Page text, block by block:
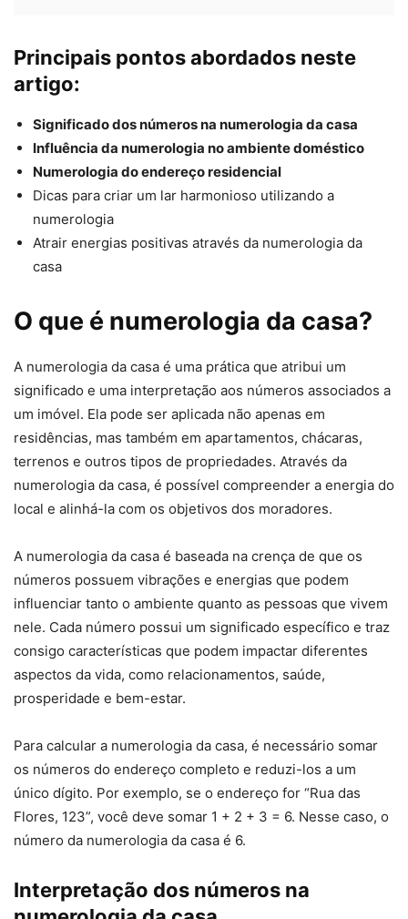
Principais pontos abordados neste
artigo:
Significado dos números na numerologia da casa
Influência da numerologia no ambiente doméstico
Numerologia do endereço residencial
Dicas para criar um lar harmonioso utilizando a
numerologia
Atrair energias positivas através da numerologia da
casa
O que é numerologia da casa?
A numerologia da casa é uma prática que atribui um
significado e uma interpretação aos números associados a
um imóvel. Ela pode ser aplicada não apenas em
residências, mas também em apartamentos, chácaras,
terrenos e outros tipos de propriedades. Através da
numerologia da casa, é possível compreender a energia do
local e alinhá-la com os objetivos dos moradores.
A numerologia da casa é baseada na crença de que os
números possuem vibrações e energias que podem
influenciar tanto o ambiente quanto as pessoas que vivem
nele. Cada número possui um significado específico e traz
consigo características que podem impactar diferentes
aspectos da vida, como relacionamentos, saúde,
prosperidade e bem-estar.
Para calcular a numerologia da casa, é necessário somar
os números do endereço completo e reduzi-los a um
único dígito. Por exemplo, se o endereço for “Rua das
Flores, 123”, você deve somar 1 + 2 + 3 = 6. Nesse caso, o
número da numerologia da casa é 6.
Interpretação dos números na